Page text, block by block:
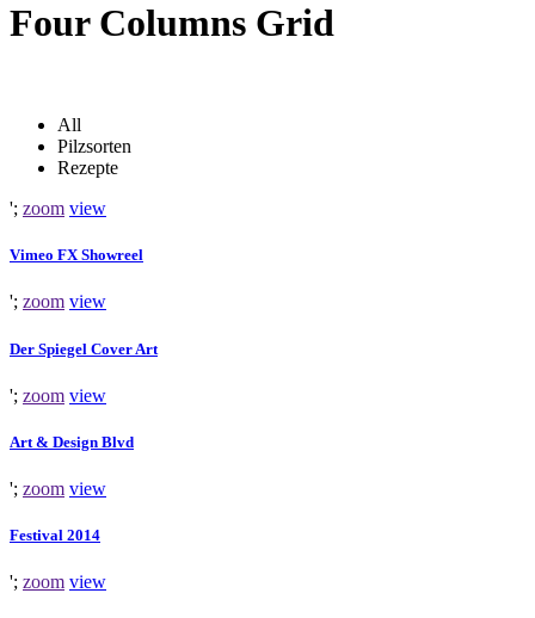
Four Columns Grid
All
Pilzsorten
Rezepte
'; zoom view
Vimeo FX Showreel
'; zoom view
Der Spiegel Cover Art
'; zoom view
Art & Design Blvd
'; zoom view
Festival 2014
'; zoom view